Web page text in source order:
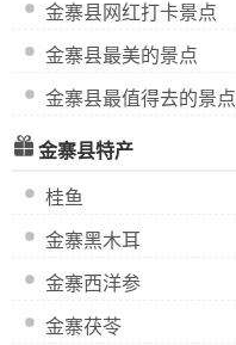
金寨县网红打卡景点
金寨县最美的景点
金寨县最值得去的景点
金寨县特产
桂鱼
金寨黑木耳
金寨西洋参
金寨茯苓